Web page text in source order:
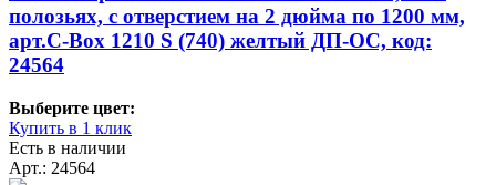
полозьях, с отверстием на 2 дюйма по 1200 мм,
арт.C-Box 1210 S (740) желтый ДП-ОС, код:
24564
Выберите цвет:
Купить в 1 клик
Есть в наличии
Арт.: 24564